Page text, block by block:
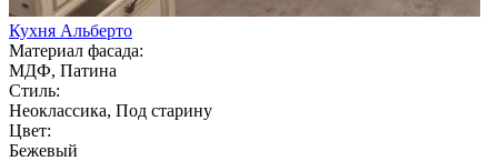
Кухня Альберто
Материал фасада:
МДФ, Патина
Стиль:
Неоклассика, Под старину
Цвет:
Бежевый